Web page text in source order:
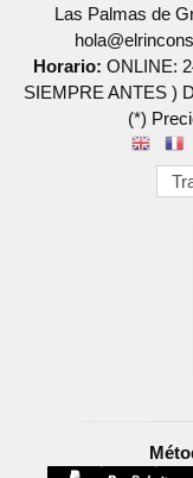
Las Palmas de
Horario: ONLINE:
SIEMPRE ANTES )
(*)